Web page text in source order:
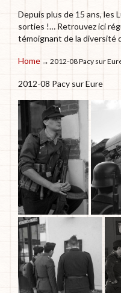
Depuis plus de 15 ans, les
sorties !… Retrouvez ici
témoignant de la diversité
Home → 2012-08 Pacy sur
2012-08 Pacy sur Eure